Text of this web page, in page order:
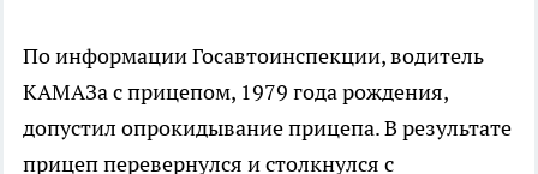
По информации Госавтоинспекции, водитель
КАМАЗа с прицепом, 1979 года рождения,
допустил опрокидывание прицепа. В результате
прицеп перевернулся и столкнулся с